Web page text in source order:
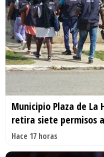
Municipio Plaza de La
retira siete permisos
Hace 17 horas